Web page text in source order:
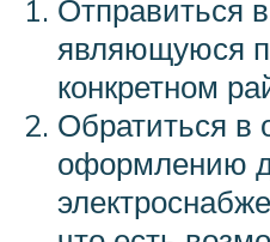
Отправиться
являющуюся
конкретном
Обратиться в
оформлению